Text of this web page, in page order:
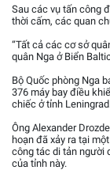
Sau các vụ tấn công
thời cấm, các quan
“Tất cả các cơ sở
quân Nga ở Biển
Bộ Quốc phòng Nga
376 máy bay điều
chiếc ở tỉnh Leningrad.
Ông Alexander
hoạn đã xảy ra tại
công tác di tản người
của tỉnh này.